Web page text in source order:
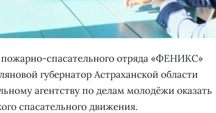
спасательного отряда «ФЕНИКС»
губернатор Астраханской области
агентству по делам молодёжи оказать
спасательного движения.